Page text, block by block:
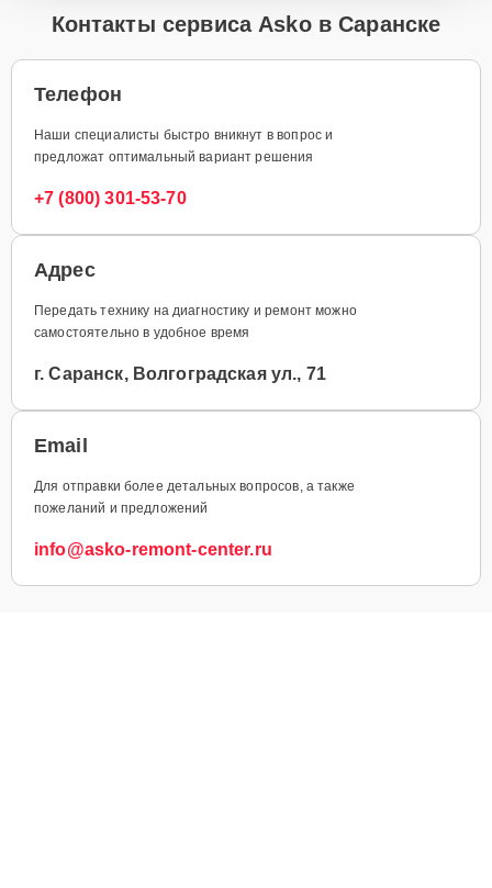
Контакты сервиса Asko в Саранске
Телефон
Наши специалисты быстро вникнут в вопрос и
предложат оптимальный вариант решения
+7 (800) 301-53-70
Адрес
Передать технику на диагностику и ремонт можно
самостоятельно в удобное время
г. Саранск, Волгоградская ул., 71
Email
Для отправки более детальных вопросов, а также
пожеланий и предложений
info@asko-remont-center.ru